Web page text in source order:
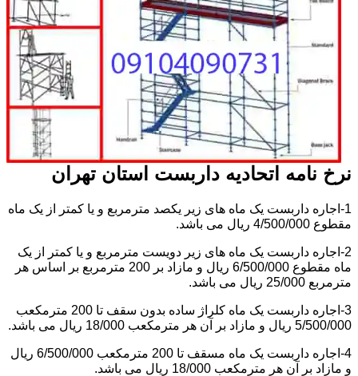
نرخ نامه اتحادیه داربست استان تهران
1-اجاره داربست یک ماه های زیر یکصد مترمربع و یا کمتر از یک ماه
مقطوع 4/500/000 ریال می باشد.
2-اجاره داربست یک ماه های زیر دویست مترمربع و یا کمتر از یک
ماه مقطوع 6/500/000 ریال و مازاد بر 200 مترمربع بر اساس هر
مترمربع 25/000 ریال می باشد.
3-اجاره داربست یک ماه کلراژ ساده بدون سقف تا 200 مترمکعب
5/500/000 ریال و مازاد بر آن هر مترمکعب 18/000 ریال می باشد.
4-اجاره داربست یک ماه مسقف تا 200 مترمکعب 6/500/000 ریال
و مازاد بر آن هر مترمکعب 18/000 ریال می باشد.